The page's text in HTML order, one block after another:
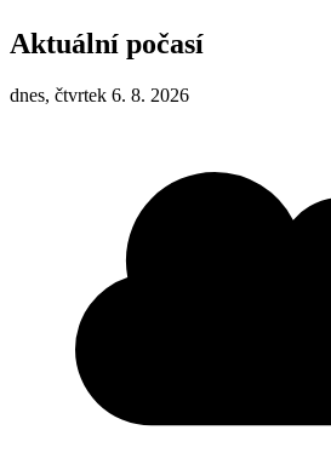
Aktuální počasí
dnes, čtvrtek 6. 8. 2026